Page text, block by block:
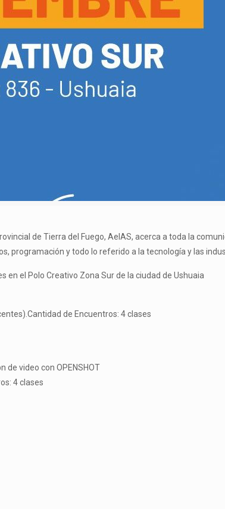
de Tierra del Fuego, AeIAS, acerca a toda la
programación y todo lo referido a la tecnología y las
en el Polo Creativo Zona Sur de la ciudad de Ushuaia
de Encuentros: 4 clases
de video con OPENSHOT
4 clases